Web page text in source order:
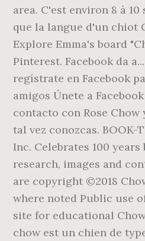
area. C'est environ 8 à
que la langue d'un chiot
Explore Emma's board
Pinterest. Facebook da
regístrate en Facebook
amigos Únete a
contacto con Rose Chow
tal vez conozcas. BOOK-
Inc. Celebrates 100 years
research, images and
are copyright ©2018
where noted Public use
site for educational
chow est un chien de